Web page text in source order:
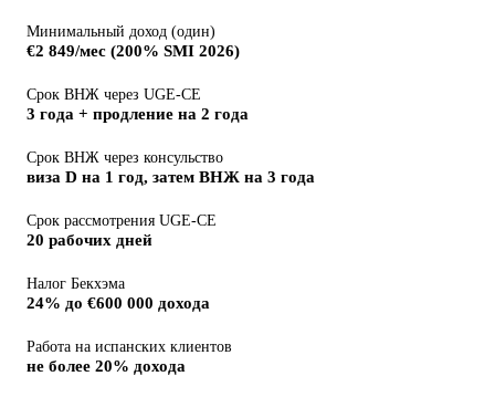
Минимальный доход (один)
€2 849/мес (200% SMI 2026)
Срок ВНЖ через UGE-CE
3 года + продление на 2 года
Срок ВНЖ через консульство
виза D на 1 год, затем ВНЖ на 3 года
Срок рассмотрения UGE-CE
20 рабочих дней
Налог Бекхэма
24% до €600 000 дохода
Работа на испанских клиентов
не более 20% дохода